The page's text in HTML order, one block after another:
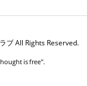
ブAll Rights Reserved.
is free".